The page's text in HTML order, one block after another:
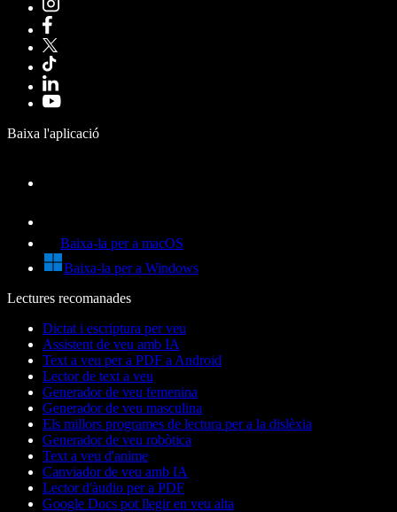
Baixa l'aplicació
Baixa-la per a macOS
Baixa-la per a Windows
Lectures recomanades
Dictat i escriptura per veu
Assistent de veu amb IA
Text a veu per a PDF a Android
Lector de text a veu
Generador de veu femenina
Generador de veu masculina
Els millors programes de lectura per a la dislèxia
Generador de veu robòtica
Text a veu d'anime
Canviador de veu amb IA
Lector d'àudio per a PDF
Google Docs pot llegir en veu alta